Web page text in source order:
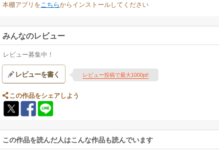
本棚アプリを こちらからインストールしてください
みんなのレビュー
レビュー募集中！
レビューを書く レビュー投稿で最大1000pt!
この作品をシェアしよう
この作品を読んだ人はこんな作品も読んでいます